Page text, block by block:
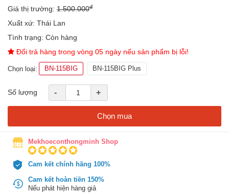
tắm
Bé
mà
học
Dành
Dành
Đồ
dùng
trong
nhà
Giá thị trường: 1.500.000đ
Xuất xứ: Thái Lan
Tình trạng: Còn hàng
Đổi trả hàng trong vòng 05 ngày nếu sản phẩm bị lỗi!
Chọn loại: BN-115BIG BN-115BIG Plus
Số lượng - +
Chọn mua
Mekhoeconthongminh Shop
Cam kết chính hãng 100%
Cam kết hoàn tiền 150%
Nếu phát hiện hàng giả